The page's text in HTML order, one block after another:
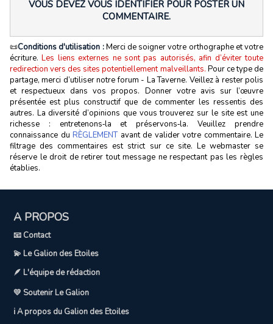
VOUS DEVEZ VOUS IDENTIFIER POUR POSTER UN
COMMENTAIRE.
📜Conditions d'utilisation :Merci de soigner votre orthographe et votre
écriture.Les liens externes ne sont pas autorisés, afin d’éviter toute
redirection vers des sites potentiellement malveillants. Pour ce type de
partage, merci d’utiliser notre forum - La Taverne. Veillez à rester polis
et respectueux dans vos propos. Donner votre avis sur l’œuvre
présentée est plus constructif que de commenter les ressentis des
autres. La diversité d’opinions que vous trouverez sur le site est une
richesse : entretenons‑la et préservons‑la. Veuillez prendre
connaissance du RÈGLEMENTavant de valider votre commentaire. Le
filtrage des commentaires est strict sur ce site. Le webmaster se
réserve le droit de retirer tout message ne respectant pas les règles
établies.
A PROPOS
📧 Contact
💫 Le Galion des Etoiles
🪶 L'équipe de rédaction
💛 Soutenir Le Galion
ℹ️ A propos du Galion des Etoiles